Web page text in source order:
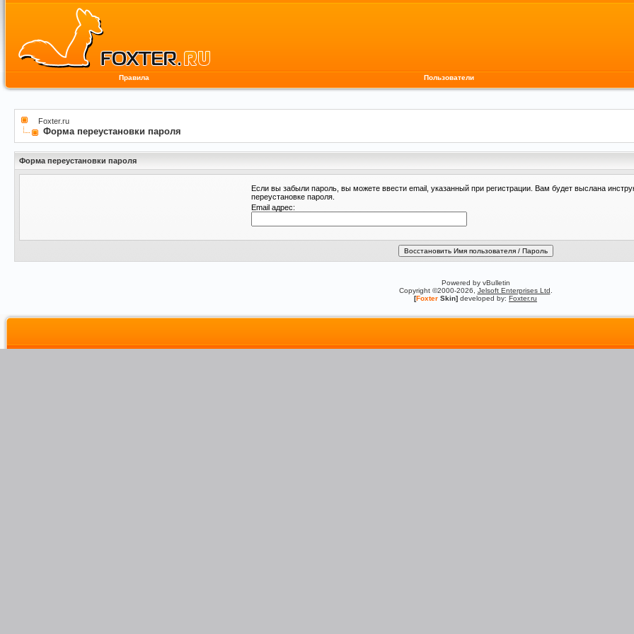
Правила Пользователи
Foxter.ru
Форма переустановки пароля
Форма переустановки пароля
Если вы забыли пароль, вы можете ввести email, указанный при регистрации. Вам будет выслана
переустановке пароля.
Email адрес:
Powered by vBulletin
Copyright ©2000-2026, Jelsoft Enterprises Ltd
[Foxter Skin] developed by: Foxter.ru